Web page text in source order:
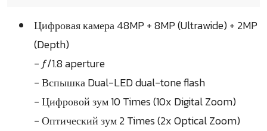
Цифровая камера 48MP + 8MP (Ultrawide) + 2MP
(Depth)
- ƒ/1.8 aperture
- Вспышка Dual-LED dual-tone flash
- Цифровой зум 10 Times (10x Digital Zoom)
- Оптический зум 2 Times (2x Optical Zoom)